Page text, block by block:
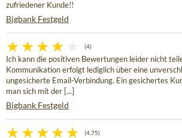
zufriedener Kunde!!
Bigbank Festgeld
(4)
Ich kann die positiven Bewertungen leider nicht
Kommunikation erfolgt lediglich über eine
ungesicherte Email-Verbindung. Ein gesichertes
man sich mit der [...]
Bigbank Festgeld
(4,75)